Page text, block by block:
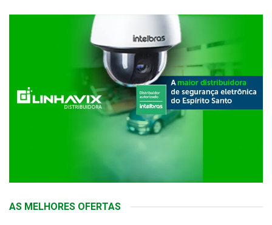
AS MELHORES OFERTAS